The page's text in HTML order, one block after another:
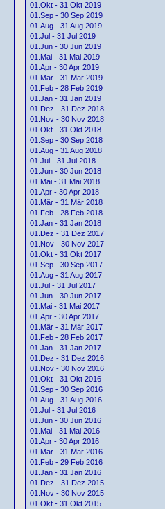
01.Okt - 31 Okt 2019
01.Sep - 30 Sep 2019
01.Aug - 31 Aug 2019
01.Jul - 31 Jul 2019
01.Jun - 30 Jun 2019
01.Mai - 31 Mai 2019
01.Apr - 30 Apr 2019
01.Mär - 31 Mär 2019
01.Feb - 28 Feb 2019
01.Jan - 31 Jan 2019
01.Dez - 31 Dez 2018
01.Nov - 30 Nov 2018
01.Okt - 31 Okt 2018
01.Sep - 30 Sep 2018
01.Aug - 31 Aug 2018
01.Jul - 31 Jul 2018
01.Jun - 30 Jun 2018
01.Mai - 31 Mai 2018
01.Apr - 30 Apr 2018
01.Mär - 31 Mär 2018
01.Feb - 28 Feb 2018
01.Jan - 31 Jan 2018
01.Dez - 31 Dez 2017
01.Nov - 30 Nov 2017
01.Okt - 31 Okt 2017
01.Sep - 30 Sep 2017
01.Aug - 31 Aug 2017
01.Jul - 31 Jul 2017
01.Jun - 30 Jun 2017
01.Mai - 31 Mai 2017
01.Apr - 30 Apr 2017
01.Mär - 31 Mär 2017
01.Feb - 28 Feb 2017
01.Jan - 31 Jan 2017
01.Dez - 31 Dez 2016
01.Nov - 30 Nov 2016
01.Okt - 31 Okt 2016
01.Sep - 30 Sep 2016
01.Aug - 31 Aug 2016
01.Jul - 31 Jul 2016
01.Jun - 30 Jun 2016
01.Mai - 31 Mai 2016
01.Apr - 30 Apr 2016
01.Mär - 31 Mär 2016
01.Feb - 29 Feb 2016
01.Jan - 31 Jan 2016
01.Dez - 31 Dez 2015
01.Nov - 30 Nov 2015
01.Okt - 31 Okt 2015